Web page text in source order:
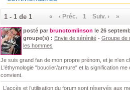
1 - 1 de 1 « ‹ Préc. 1 Suiv. › »
posté par brunotomlinson le 26
groupe(s) : Envie de sérénité - Groupe de
les hommes
Je suis grand fan de mon propre prénom, et je n'en
L'éthymologie "bouclier/armure" et la signification
convient.
L’accès et l’utilisation du forum sont réservés aux